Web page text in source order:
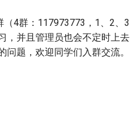
4群：117973773，1、2、3
，并且管理员也会不定时上去
题，欢迎同学们入群交流。